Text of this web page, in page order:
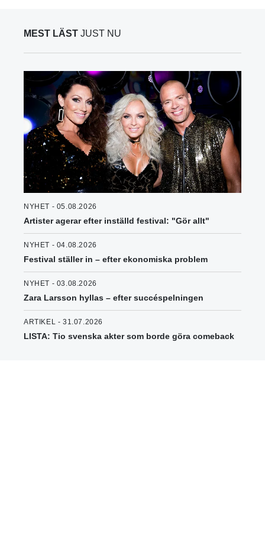
MEST LÄST JUST NU
NYHET - 05.08.2026
Artister agerar efter inställd festival: "Gör allt"
NYHET - 04.08.2026
Festival ställer in – efter ekonomiska problem
NYHET - 03.08.2026
Zara Larsson hyllas – efter succéspelningen
ARTIKEL - 31.07.2026
LISTA: Tio svenska akter som borde göra comeback